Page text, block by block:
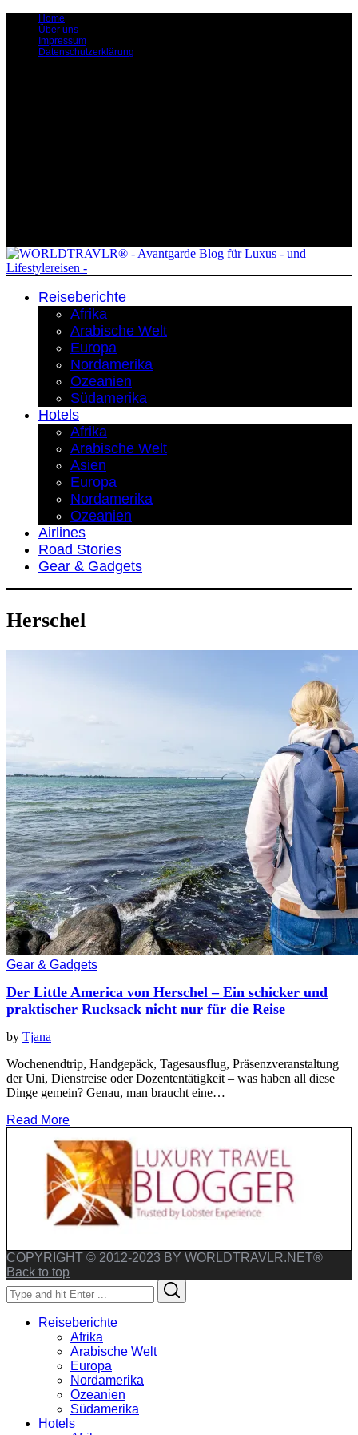
Home
Über uns
Impressum
Datenschutzerklärung
Reiseberichte
Afrika
Arabische Welt
Europa
Nordamerika
Ozeanien
Südamerika
Hotels
Afrika
Arabische Welt
Asien
Europa
Nordamerika
Ozeanien
Airlines
Road Stories
Gear & Gadgets
Herschel
Gear & Gadgets
Der Little America von Herschel – Ein schicker und
praktischer Rucksack nicht nur für die Reise
by Tjana
Wochenendtrip, Handgepäck, Tagesausflug, Präsenzveranstaltung
der Uni, Dienstreise oder Dozententätigkeit – was haben all diese
Dinge gemein? Genau, man braucht eine…
Read More
COPYRIGHT © 2012-2023 BY WORLDTRAVLR.NET®
Back to top
Search
for:
Reiseberichte
Afrika
Arabische Welt
Europa
Nordamerika
Ozeanien
Südamerika
Hotels